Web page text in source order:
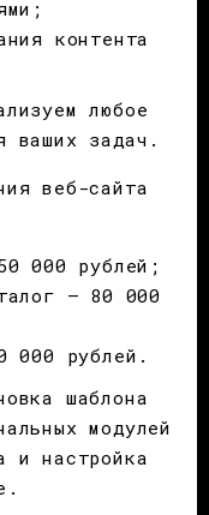
контента
любое
ваших задач.
веб-сайта
000 рублей;
– 80 000
000 рублей.
шаблона
модулей
и настройка